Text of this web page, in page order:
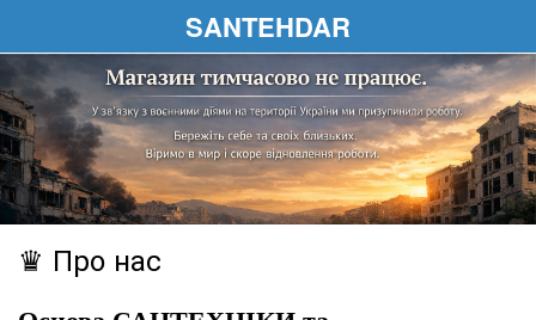
SANTEHDAR
♛ Про нас